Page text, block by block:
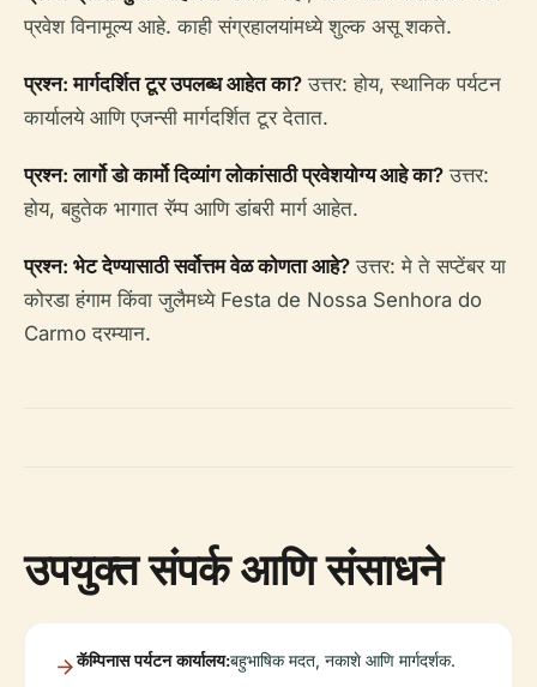
प्रवेश विनामूल्य आहे. काही संग्रहालयांमध्ये शुल्क असू शकते.
प्रश्न: मार्गदर्शित टूर उपलब्ध आहेत का? उत्तर: होय, स्थानिक पर्यटन
कार्यालये आणि एजन्सी मार्गदर्शित टूर देतात.
प्रश्न: लार्गो डो कार्मो दिव्यांग लोकांसाठी प्रवेशयोग्य आहे का? उत्तर:
होय, बहुतेक भागात रॅम्प आणि डांबरी मार्ग आहेत.
प्रश्न: भेट देण्यासाठी सर्वोत्तम वेळ कोणता आहे? उत्तर: मे ते सप्टेंबर या
कोरडा हंगाम किंवा जुलैमध्ये Festa de Nossa Senhora do
Carmo दरम्यान.
उपयुक्त संपर्क आणि संसाधने
कॅम्पिनास पर्यटन कार्यालय:बहुभाषिक मदत, नकाशे आणि मार्गदर्शक.